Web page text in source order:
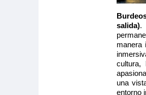
privados, toallas
radio. Situado en el
ofrece una vista
salida).
manera
cultura,
una
entorno